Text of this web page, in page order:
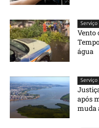
Serviço
Vento
água
Serviço
após
muda